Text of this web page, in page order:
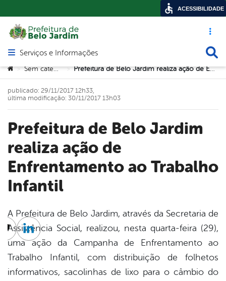
Acesso
Abrir menu principal de navegação
Serviços e Informações
Você está aqui:
> Sem categoria > Prefeitura de Belo Jardim realiza ação de Enfrentamento ao Trabalho Infantil
Prefeitura de Belo Jardim
realiza ação de
Enfrentamento ao Trabalho
Infantil
publicado: 29/11/2017 12h33,
última modificação: 30/11/2017 13h03
A Prefeitura de Belo Jardim, através da Secretaria de
Assistência Social, realizou, nesta quarta-feira (29),
uma ação da Campanha de Enfrentamento ao
Trabalho Infantil, com distribuição de folhetos
informativos, sacolinhas de lixo para o câmbio do
Twitter
Linkedin
ACESSIBILIDADE